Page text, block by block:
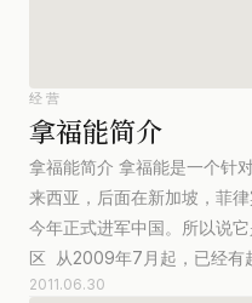
经营
拿福能简介
拿福能简介 拿福能是一个针
来西亚，后面在新加坡，菲
今年正式进军中国。所以说
区 从2009年7月起，已经
2011.06.30